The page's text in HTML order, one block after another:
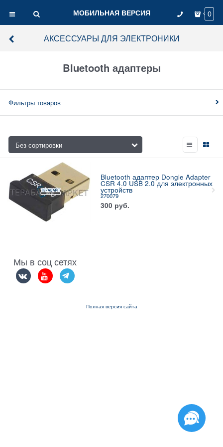
МОБИЛЬНАЯ ВЕРСИЯ 0
АКСЕССУАРЫ ДЛЯ ЭЛЕКТРОНИКИ
Bluetooth адаптеры
Фильтры товаров
Bluetooth адаптер Dongle Adapter
CSR 4.0 USB 2.0 для электронных
устройств
270079
300 руб.
Мы в соц сетях
Полная версия сайта